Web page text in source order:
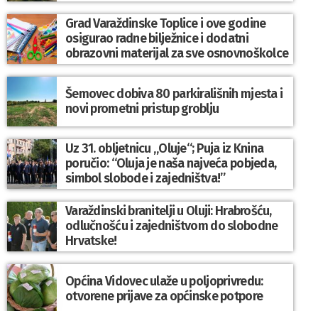
Grad Varaždinske Toplice i ove godine
osigurao radne bilježnice i dodatni
obrazovni materijal za sve osnovnoškolce
Šemovec dobiva 80 parkirališnih mjesta i
novi prometni pristup groblju
Uz 31. obljetnicu „Oluje“; Puja iz Knina
poručio: “Oluja je naša najveća pobjeda,
simbol slobode i zajedništva!”
Varaždinski branitelji u Oluji: Hrabrošću,
odlučnošću i zajedništvom do slobodne
Hrvatske!
Općina Vidovec ulaže u poljoprivredu:
otvorene prijave za općinske potpore